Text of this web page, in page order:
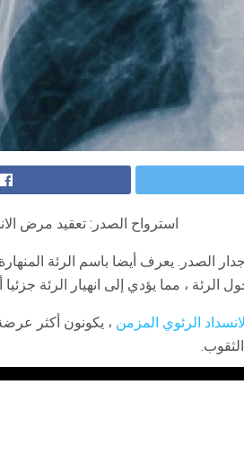
استرواح الصدر: تعقيد مرض
الصدر. يعرف أيضا باسم الرئة
، مما يؤدي إلى انهيار الرئة جزئيا
الرئوي المزمن ، يكونون أكثر